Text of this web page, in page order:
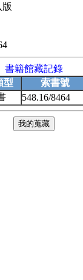
版
書籍館藏記錄
型
索書號
548.16/8464